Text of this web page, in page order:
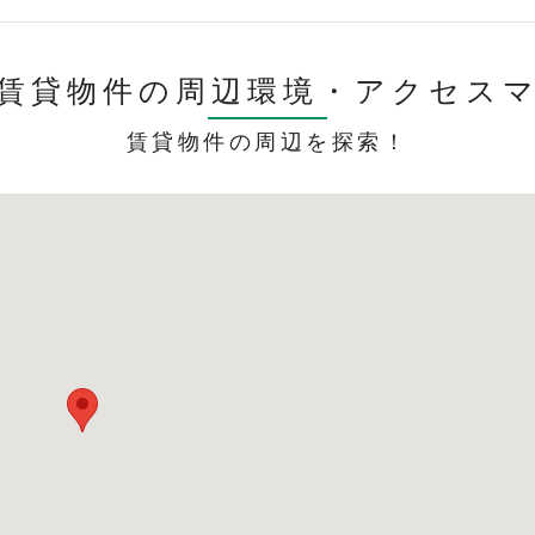
貸物件の周辺環境・ アクセス
賃貸物件の周辺を探索！